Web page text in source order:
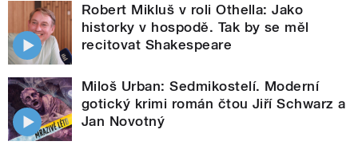
Robert Mikluš v roli Othella: Jako
historky v hospodě. Tak by se měl
recitovat Shakespeare
Miloš Urban: Sedmikostelí. Moderní
gotický krimi román čtou Jiří Schwarz a
Jan Novotný